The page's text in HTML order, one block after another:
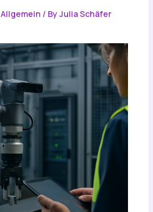
Allgemein / By Julia Schäfer